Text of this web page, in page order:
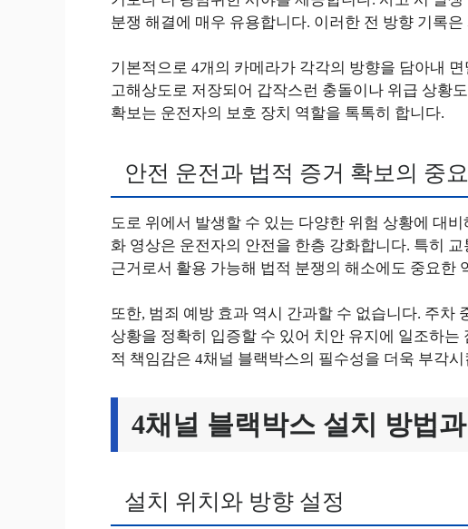
분쟁 해결에 매우 유용합니다. 이러한 전 방향 기록
기본적으로 4개의 카메라가 각각의 방향을 담아내
고해상도로 저장되어 갑작스런 충돌이나 위급 상황
확보는 운전자의 보호 장치 역할을 톡톡히 합니다.
안전 운전과 법적 증거 확보의 중
도로 위에서 발생할 수 있는 다양한 위험 상황에 대
화 영상은 운전자의 안전을 한층 강화합니다. 특히
근거로서 활용 가능해 법적 분쟁의 해소에도 중요한
또한, 범죄 예방 효과 역시 간과할 수 없습니다. 주차
상황을 정확히 입증할 수 있어 치안 유지에 일조하는
적 책임감은 4채널 블랙박스의 필수성을 더욱 부각시
4채널 블랙박스 설치 방법
설치 위치와 방향 설정